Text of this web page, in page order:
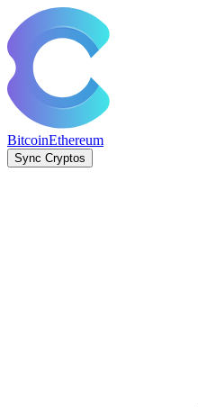
BitcoinEthereum
Sync Cryptos